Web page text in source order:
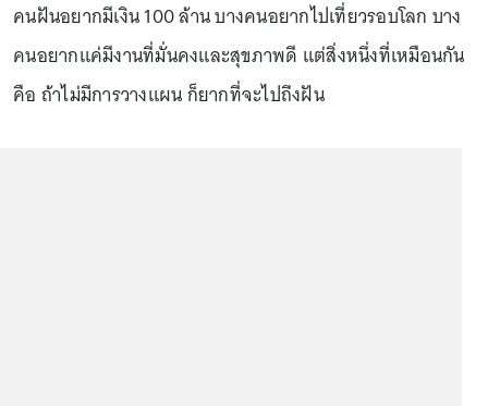
คนฝันอยากมีเงิน 100 ล้าน บางคนอยากไปเที่ยวรอบโลก บาง
คนอยากแค่มีงานที่มั่นคงและสุขภาพดี แต่สิ่งหนึ่งที่เหมือนกัน
คือ ถ้าไม่มีการวางแผน ก็ยากที่จะไปถึงฝัน